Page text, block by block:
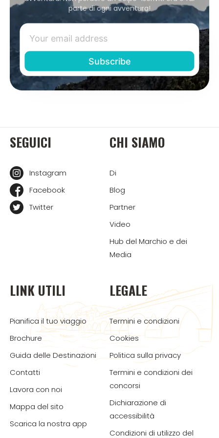
parte di ogni avventura!
SEGUICI
Instagram
Facebook
Twitter
CHI SIAMO
Di
Blog
Partner
Video
Hub del Marchio e dei
Media
LINK UTILI
Pianifica il tuo viaggio
Brochure
Guida delle Destinazioni
Contatti
Lavora con noi
Mappa del sito
Scarica la nostra app
LEGALE
Termini e condizioni
Cookies
Politica sulla privacy
Termini e condizioni dei
concorsi
Dichiarazione di
accessibilità
Condizioni di utilizzo del